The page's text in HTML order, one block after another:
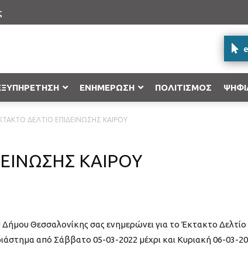
ΕΝΗΜΕΡΩΣΗ
Ανάπτυξη 2014-2020»
ΠΟΛΙΤΙΣΜΟΣ
ΔΕΛΤΙΟ ΕΠΙΔΕΙΝΩΣΗΣ ΚΑΙΡΟΥ
ΚΑΙΡΟΥ
Θεσσαλονίκης σας ενημερώνει για το Έκτακτο Δελτίο
από Σάββατο 05-03-2022 μέχρι και Κυριακή 06-03-